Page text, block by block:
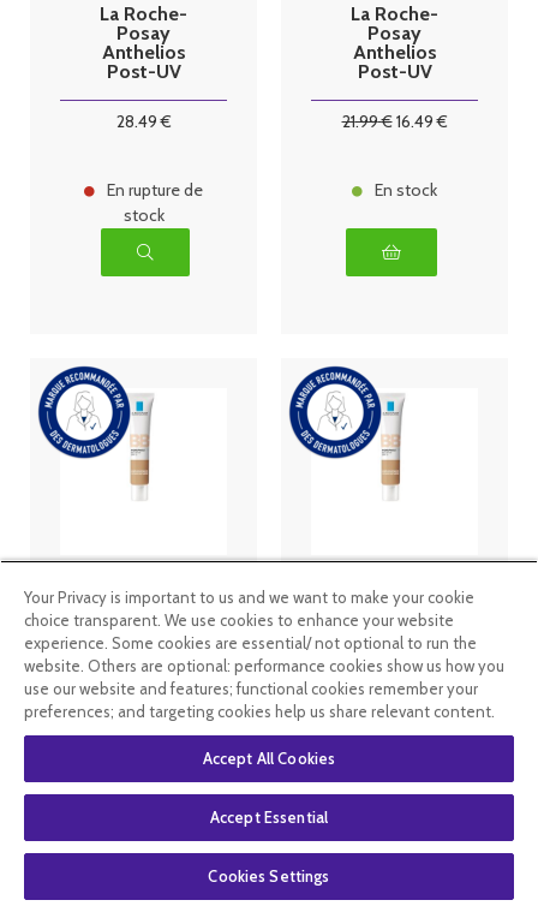
La Roche-
Posay
Anthelios
Post-UV
400 ml
28.49€
En rupture de
stock
La Roche-
Posay
Anthelios
Post-UV
200 ml
21.99€16.49€
En stock
Posay
Hydraphase
HA BB Crème
SPF15 40 ml -
Teinte : Claire
21.99€
stock
Posay
Hydraphase
HA BB Crème
SPF15 40 ml -
Teinte : Foncé
21.99€
stock
Your Privacy is important to us and we want to make your cookie
choice transparent. We use cookies to enhance your website
experience. Some cookies are essential/ not optional to run the
website. Others are optional: performance cookies show us how you
use our website and features; functional cookies remember your
preferences; and targeting cookies help us share relevant content.
Accept All Cookies
Accept Essential
Cookies Settings